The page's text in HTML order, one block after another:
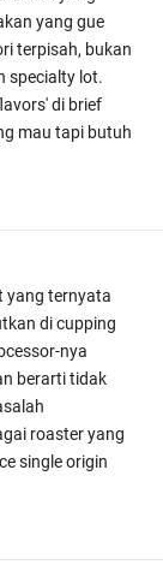
yang gue
terpisah, bukan
specialty lot.
di brief
mau tapi butuh
yang ternyata
di cupping
nya
berarti tidak
roaster yang
single origin